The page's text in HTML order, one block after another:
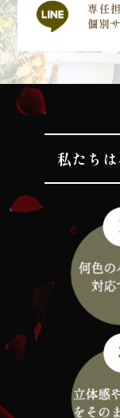
専任
個別
私たち